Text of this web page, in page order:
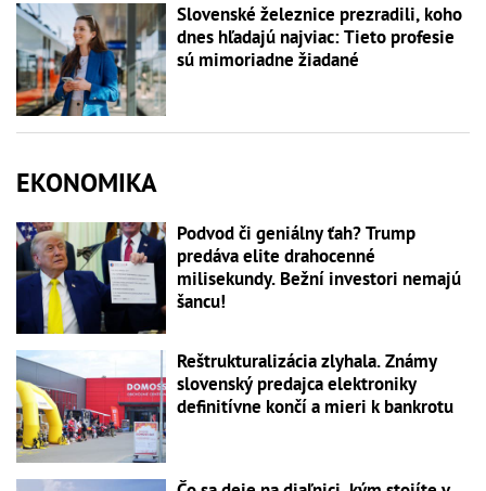
Slovenské železnice prezradili, koho
dnes hľadajú najviac: Tieto profesie
sú mimoriadne žiadané
EKONOMIKA
Podvod či geniálny ťah? Trump
predáva elite drahocenné
milisekundy. Bežní investori nemajú
šancu!
Reštrukturalizácia zlyhala. Známy
slovenský predajca elektroniky
definitívne končí a mieri k bankrotu